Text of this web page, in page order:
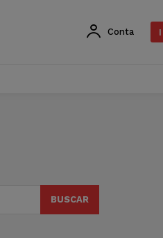
Conta
BUSCAR